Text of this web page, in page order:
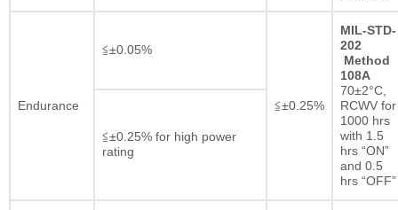
Endurance
≦±0.05%
≦±0.25%
MIL-STD-
202
Method
108A
70±2°C,
RCWV for
1000 hrs
with 1.5
hrs “ON”
and 0.5
hrs “OFF”
≦±0.25% for high power
rating